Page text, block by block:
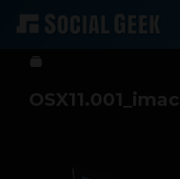
Sergio Ramos 13 de